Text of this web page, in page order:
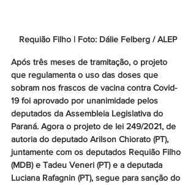
Requião Filho | Foto: Dálie Felberg / ALEP
Após três meses de tramitação, o projeto
que regulamenta o uso das doses que
sobram nos frascos de vacina contra Covid-
19 foi aprovado por unanimidade pelos
deputados da Assembleia Legislativa do
Paraná. Agora o projeto de lei 249/2021, de
autoria do deputado Arilson Chiorato (PT),
juntamente com os deputados Requião Filho
(MDB) e Tadeu Veneri (PT) e a deputada
Luciana Rafagnin (PT), segue para sanção do